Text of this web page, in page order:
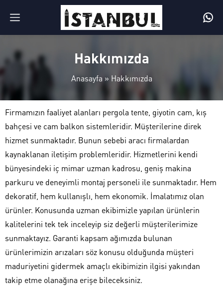
Hakkımızda
Anasayfa » Hakkımızda
Firmamızın faaliyet alanları pergola tente, giyotin cam, kış
bahçesi ve cam balkon sistemleridir. Müşterilerine direk
hizmet sunmaktadır. Bunun sebebi aracı firmalardan
kaynaklanan iletişim problemleridir. Hizmetlerini kendi
bünyesindeki iç mimar uzman kadrosu, geniş makina
parkuru ve deneyimli montaj personeli ile sunmaktadır. Hem
dekoratif, hem kullanışlı, hem ekonomik. İmalatımız olan
ürünler. Konusunda uzman ekibimizle yapılan ürünlerin
kalitelerini tek tek inceleyip siz değerli müşterilerimize
sunmaktayız. Garanti kapsam ağımızda bulunan
ürünlerimizin arızaları söz konusu olduğunda müşteri
maduriyetini gidermek amaçlı ekibimizin ilgisi yakından
takip etme olanağına erişe bileceksiniz.